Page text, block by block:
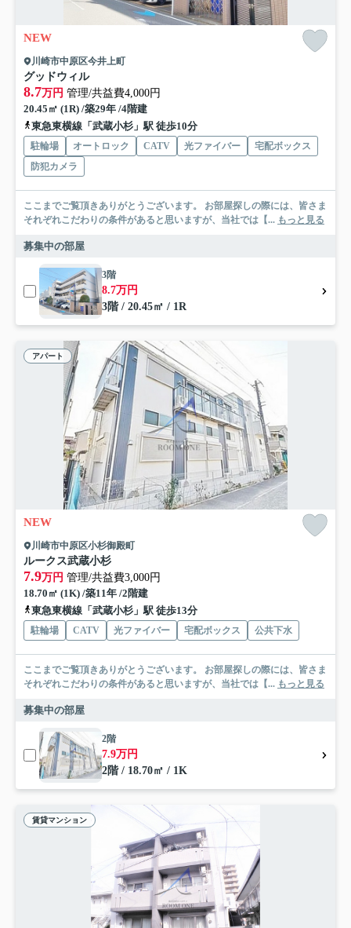
NEW
川崎市中原区今井上町
グッドウィル
8.7万円 管理/共益費4,000円
20.45㎡ (1R) /築29年 /4階建
東急東横線「武蔵小杉」駅 徒歩10分
駐輪場 オートロック CATV 光ファイバー
宅配ボックス
防犯カメラ
ここまでご覧頂きありがとうございます。 お部屋探しの際には、皆さま
それぞれこだわりの条件があると思いますが、当社では【... もっと見る
募集中の部屋
3階
8.7万円
3階 / 20.45㎡ / 1R
アパート
NEW
川崎市中原区小杉御殿町
ルークス武蔵小杉
7.9万円 管理/共益費3,000円
18.70㎡ (1K) /築11年 /2階建
東急東横線「武蔵小杉」駅 徒歩13分
駐輪場 CATV 光ファイバー 宅配ボックス 公共下水
ここまでご覧頂きありがとうございます。 お部屋探しの際には、皆さま
それぞれこだわりの条件があると思いますが、当社では【... もっと見る
募集中の部屋
2階
7.9万円
2階 / 18.70㎡ / 1K
賃貸マンション